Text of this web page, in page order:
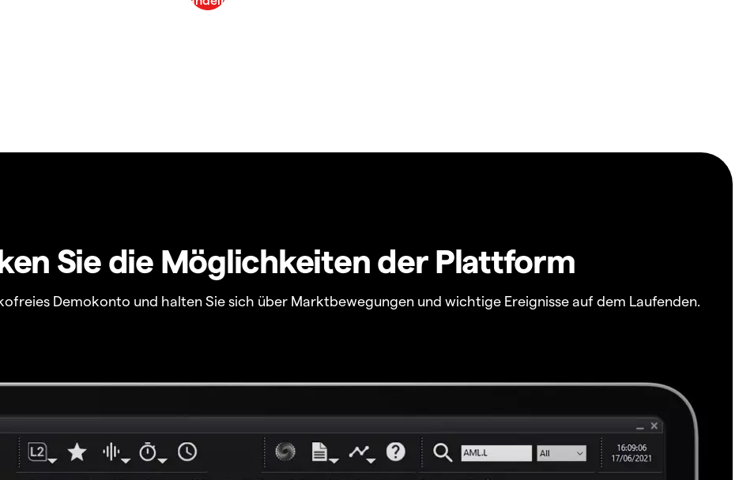
Sie die Möglichkeiten der Plattform
Demokonto und halten Sie sich über Marktbewegungen und wichtige Ereignisse auf dem Laufenden.